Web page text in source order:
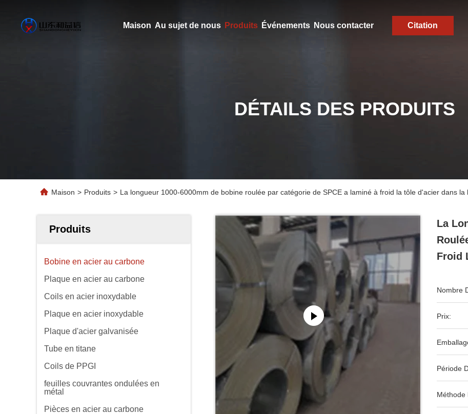
Maison Au sujet de nous Produits Événements Nous contacter Citation
DÉTAILS DES PRODUITS
Maison > Produits > La longueur 1000-6000mm de bobine roulée par catégorie de SPCE a laminé à froid la tôle d'acier dans la
Produits
Bobine en acier au carbone
Plaque en acier au carbone
Coils en acier inoxydable
Plaque en acier inoxydable
Plaque d'acier galvanisée
Tube en titane
Coils de PPGI
feuilles couvrantes ondulées en
métal
Pièces en acier au carbone
La
Froid
Nombre
Prix:
Période
Méthode